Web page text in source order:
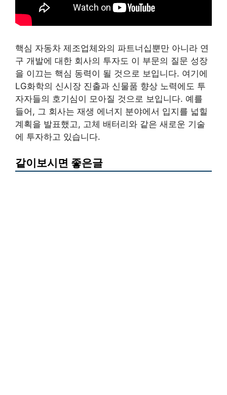
핵심 자동차 제조업체와의 파트너십뿐만 아니라 연
구 개발에 대한 회사의 투자도 이 부문의 질문 성장
을 이끄는 핵심 동력이 될 것으로 보입니다. 여기에
LG화학의 신시장 진출과 신물품 향상 노력에도 투
자자들의 호기심이 모아질 것으로 보입니다. 예를
들어, 그 회사는 재생 에너지 분야에서 입지를 넓힐
계획을 발표했고, 고체 배터리와 같은 새로운 기술
에 투자하고 있습니다.
같이보시면 좋은글